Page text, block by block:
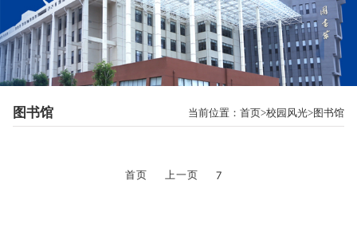
图书馆 当前位置：首页 校园风光 图书馆
首页 上一页 7